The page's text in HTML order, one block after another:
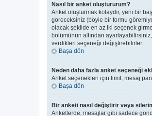
Nasıl bir anket oluştururum?
Anket oluşturmak kolaydır, yeni bir
göreceksiniz (böyle bir formu
olacak şekilde en az iki seçenek
bölümünün altından ayarlayabilirsiniz,
verdikleri seçeneği değiştirebilirler.
Başa dön
Neden daha fazla anket seçeneği
Anket seçenekleri için limit, mesaj
Başa dön
Bir anketi nasıl değiştirir veya
Anketlerde, mesajlar gibi sadece